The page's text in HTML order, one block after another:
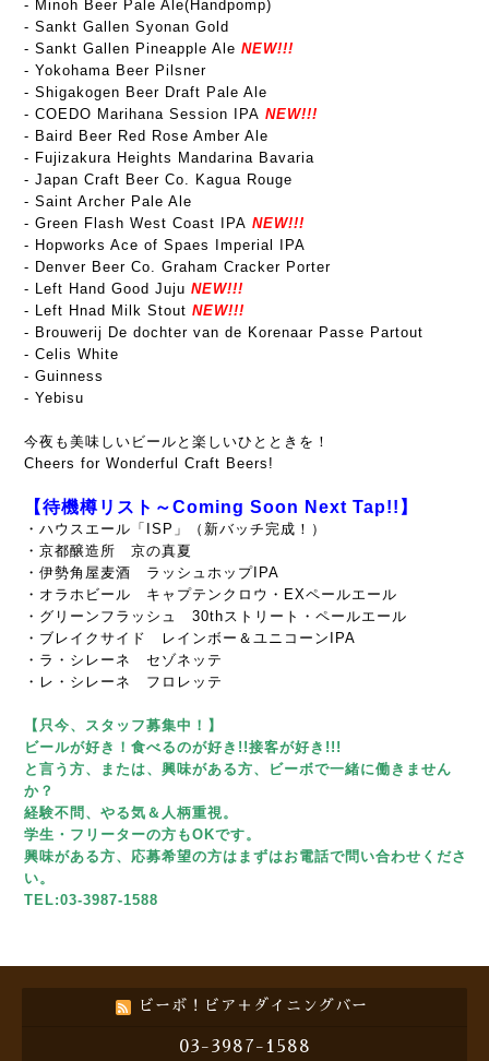
- Minoh Beer Pale Ale(Handpomp)
- Sankt Gallen Syonan Gold
- Sankt Gallen Pineapple Ale NEW!!!
- Yokohama Beer Pilsner
- Shigakogen Beer Draft Pale Ale
- COEDO Marihana Session IPA NEW!!!
- Baird Beer Red Rose Amber Ale
- Fujizakura Heights Mandarina Bavaria
- Japan Craft Beer Co. Kagua Rouge
- Saint Archer Pale Ale
- Green Flash West Coast IPA NEW!!!
- Hopworks Ace of Spaes Imperial IPA
- Denver Beer Co. Graham Cracker Porter
- Left Hand Good Juju NEW!!!
- Left Hnad Milk Stout NEW!!!
- Brouwerij De dochter van de Korenaar Passe Partout
- Celis White
- Guinness
- Yebisu
今夜も美味しいビールと楽しいひとときを！
Cheers for Wonderful Craft Beers!
【待機樽リスト～Coming Soon Next Tap!!】
・ハウスエール「ISP」（新バッチ完成！）
・京都醸造所 京の真夏
・伊勢角屋麦酒 ラッシュホップIPA
・オラホビール キャプテンクロウ・EXペールエール
・グリーンフラッシュ 30thストリート・ペールエール
・ブレイクサイド レインボー＆ユニコーンIPA
・ラ・シレーネ セゾネッテ
・レ・シレーネ フロレッテ
【只今、スタッフ募集中！】
ビールが好き！食べるのが好き!!接客が好き!!!
と言う方、または、興味がある方、ビーボで一緒に働きません
か？
経験不問、やる気＆人柄重視。
学生・フリーターの方もOKです。
興味がある方、応募希望の方はまずはお電話で問い合わせくださ
い。
TEL:03-3987-1588
ビーボ！ビア＋ダイニングバー
03-3987-1588